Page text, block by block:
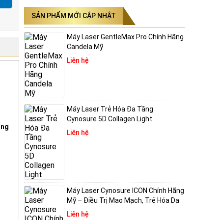
tổn
SẢN PHẨM MỚI CẬP NHẬT
Máy Laser GentleMax Pro Chính Hãng
Candela Mỹ
Liên hệ
Máy Laser Trẻ Hóa Đa Tầng
Cynosure 5D Collagen Light
Liên hệ
Máy Laser Cynosure ICON Chính Hãng
Mỹ – Điều Trị Mao Mạch, Trẻ Hóa Da
Liên hệ